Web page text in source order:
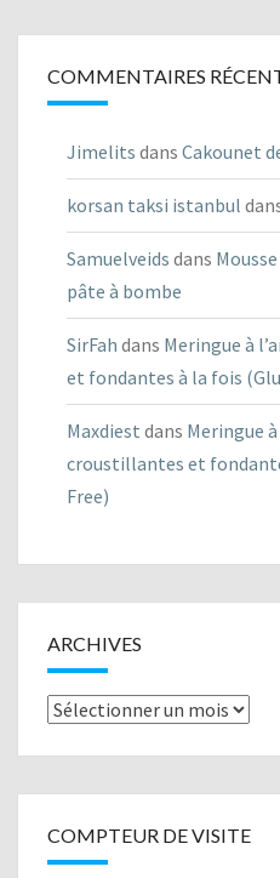
COMMENTAIRES
Jimelits dans Cakounet
korsan taksi istanbul
Samuelveids dans
pâte à bombe
SirFah dans Meringue à
et fondantes à la fois
Maxdiest dans Meringue
croustillantes et
Free)
ARCHIVES
Archives
COMPTEUR DE VISITE